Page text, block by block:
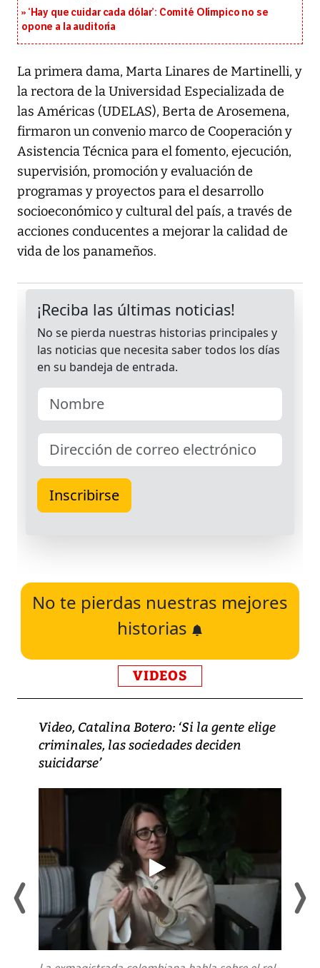
‘Hay que cuidar cada dólar’: Comité Olímpico no se
opone a la auditoría
La primera dama, Marta Linares de Martinelli, y
la rectora de la Universidad Especializada de
las Américas (UDELAS), Berta de Arosemena,
firmaron un convenio marco de Cooperación y
Asistencia Técnica para el fomento, ejecución,
supervisión, promoción y evaluación de
programas y proyectos para el desarrollo
socioeconómico y cultural del país, a través de
acciones conducentes a mejorar la calidad de
vida de los panameños.
No te pierdas nuestras mejores
historias
VIDEOS
Video, Catalina Botero: ‘Si la gente elige
criminales, las sociedades deciden
suicidarse’